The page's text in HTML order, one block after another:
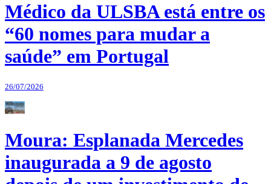
Médico da ULSBA está entre os
“60 nomes para mudar a
saúde” em Portugal
26/07/2026
Moura: Esplanada Mercedes
inaugurada a 9 de agosto